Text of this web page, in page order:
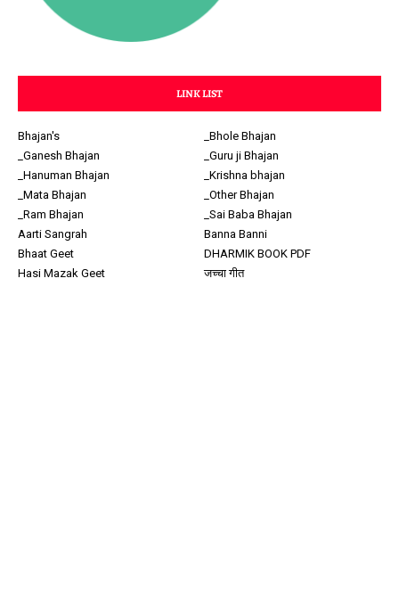
LINK LIST
Bhajan's
_Bhole Bhajan
_Ganesh Bhajan
_Guru ji Bhajan
_Hanuman Bhajan
_Krishna bhajan
_Mata Bhajan
_Other Bhajan
_Ram Bhajan
_Sai Baba Bhajan
Aarti Sangrah
Banna Banni
Bhaat Geet
DHARMIK BOOK PDF
Hasi Mazak Geet
जच्चा गीत